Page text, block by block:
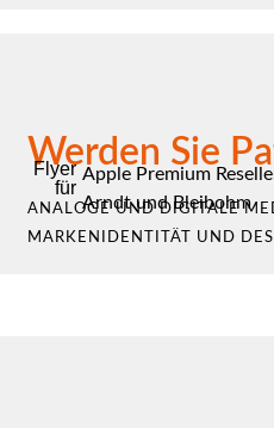
Werden Sie
Flyer
für
Apple Premium
Arndt und Bleibohm
ANALOGE UND DIGITALE
MARKENIDENTITÄT UND